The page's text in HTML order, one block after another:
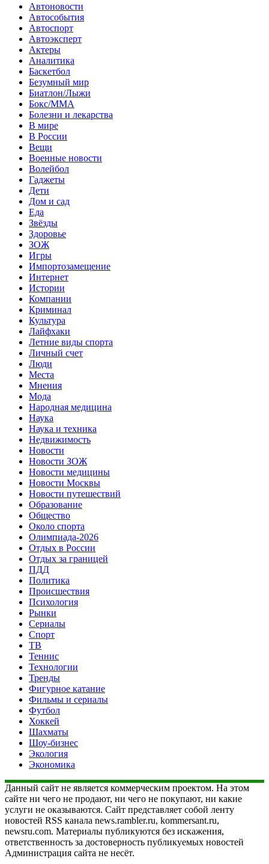
Автоновости
Автособытия
Автоспорт
Автоэксперт
Актеры
Аналитика
Баскетбол
Безумный мир
Биатлон/Лыжи
Бокс/MMA
Болезни и лекарства
В мире
В России
Вещи
Военные новости
Волейбол
Гаджеты
Дети
Дом и сад
Еда
Звёзды
Здоровье
ЗОЖ
Игры
Импортозамещение
Интернет
Истории
Компании
Криминал
Культура
Лайфхаки
Летние виды спорта
Личный счет
Люди
Места
Мнения
Мода
Народная медицина
Наука
Наука и техника
Недвижимость
Новости
Новости ЗОЖ
Новости медицины
Новости Москвы
Новости путешествий
Образование
Общество
Около спорта
Олимпиада-2026
Отдых в России
Отдых за границей
ПДД
Политика
Происшествия
Психология
Рынки
Сериалы
Спорт
ТВ
Теннис
Технологии
Тренды
Фигурное катание
Фильмы и сериалы
Футбол
Хоккей
Шахматы
Шоу-бизнес
Экология
Экономика
Данный сайт не является коммерческим проектом. На этом
сайте ни чего не продают, ни чего не покупают, ни какие
услуги не оказываются. Сайт представляет собой ленту
новостей RSS канала news.rambler.ru, kommersant.ru,
newsru.com. Материалы публикуются без искажения,
ответственность за достоверность публикуемых новостей
Администрация сайта не несёт.